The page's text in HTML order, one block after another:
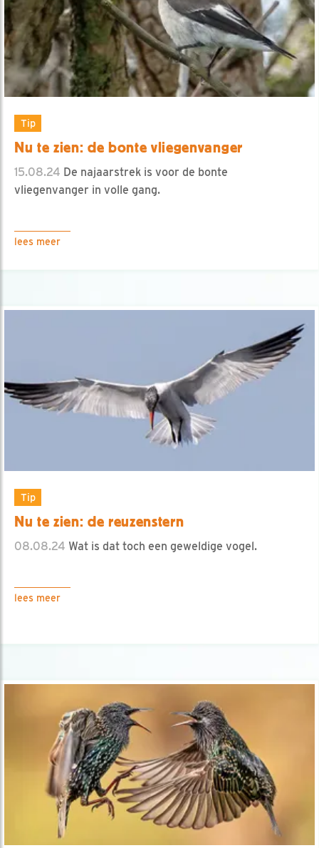
Tip
Nu te zien: de bonte vliegenvanger
15.08.24 De najaarstrek is voor de bonte
vliegenvanger in volle gang.
lees meer
Tip
Nu te zien: de reuzenstern
08.08.24 Wat is dat toch een geweldige vogel.
lees meer